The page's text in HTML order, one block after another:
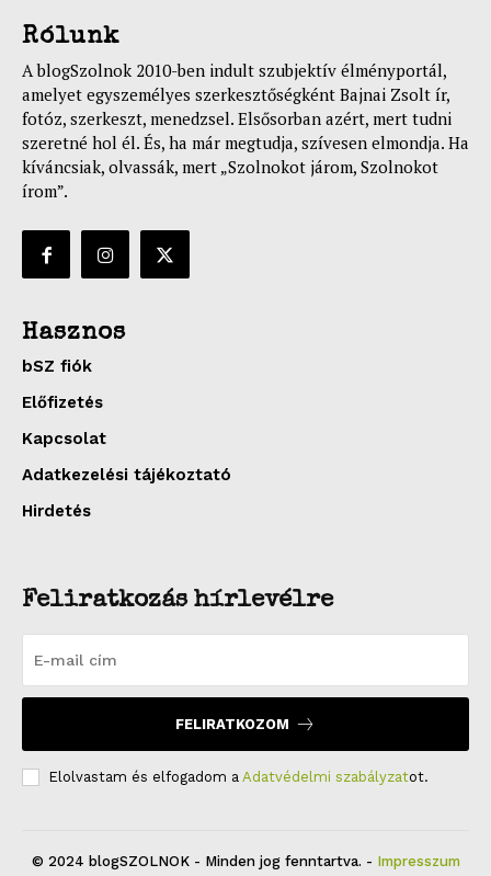
Rólunk
A blogSzolnok 2010-ben indult szubjektív élményportál,
amelyet egyszemélyes szerkesztőségként Bajnai Zsolt ír,
fotóz, szerkeszt, menedzsel. Elsősorban azért, mert tudni
szeretné hol él. És, ha már megtudja, szívesen elmondja. Ha
kíváncsiak, olvassák, mert „Szolnokot járom, Szolnokot
írom”.
Hasznos
bSZ fiók
Előfizetés
Kapcsolat
Adatkezelési tájékoztató
Hirdetés
Feliratkozás hírlevélre
FELIRATKOZOM
Elolvastam és elfogadom a Adatvédelmi szabályzatot.
© 2024 blogSZOLNOK - Minden jog fenntartva. - Impresszum